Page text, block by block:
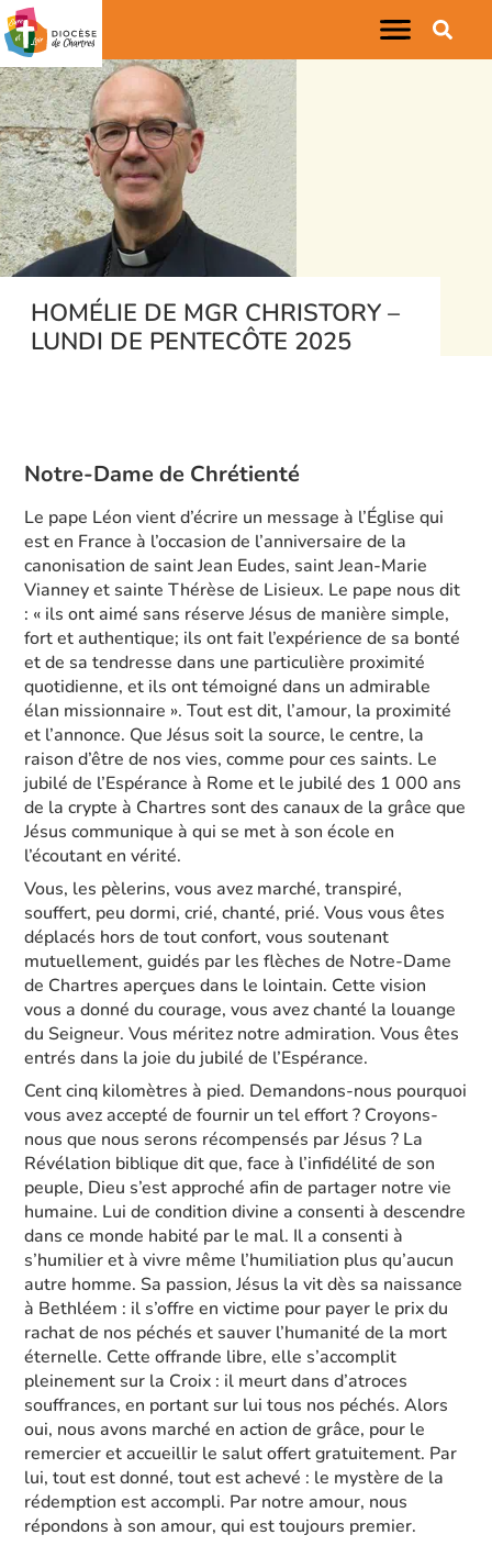
HOMÉLIE DE MGR CHRISTORY –
LUNDI DE PENTECÔTE 2025
Notre-Dame de Chrétienté
Le pape Léon vient d’écrire un message à l’Église qui
est en France à l’occasion de l’anniversaire de la
canonisation de saint Jean Eudes, saint Jean-Marie
Vianney et sainte Thérèse de Lisieux. Le pape nous dit
: « ils ont aimé sans réserve Jésus de manière simple,
fort et authentique; ils ont fait l’expérience de sa bonté
et de sa tendresse dans une particulière proximité
quotidienne, et ils ont témoigné dans un admirable
élan missionnaire ». Tout est dit, l’amour, la proximité
et l’annonce. Que Jésus soit la source, le centre, la
raison d’être de nos vies, comme pour ces saints. Le
jubilé de l’Espérance à Rome et le jubilé des 1 000 ans
de la crypte à Chartres sont des canaux de la grâce que
Jésus communique à qui se met à son école en
l’écoutant en vérité.
Vous, les pèlerins, vous avez marché, transpiré,
souffert, peu dormi, crié, chanté, prié. Vous vous êtes
déplacés hors de tout confort, vous soutenant
mutuellement, guidés par les flèches de Notre-Dame
de Chartres aperçues dans le lointain. Cette vision
vous a donné du courage, vous avez chanté la louange
du Seigneur. Vous méritez notre admiration. Vous êtes
entrés dans la joie du jubilé de l’Espérance.
Cent cinq kilomètres à pied. Demandons-nous pourquoi
vous avez accepté de fournir un tel effort ? Croyons-
nous que nous serons récompensés par Jésus ? La
Révélation biblique dit que, face à l’infidélité de son
peuple, Dieu s’est approché afin de partager notre vie
humaine. Lui de condition divine a consenti à descendre
dans ce monde habité par le mal. Il a consenti à
s’humilier et à vivre même l’humiliation plus qu’aucun
autre homme. Sa passion, Jésus la vit dès sa naissance
à Bethléem : il s’offre en victime pour payer le prix du
rachat de nos péchés et sauver l’humanité de la mort
éternelle. Cette offrande libre, elle s’accomplit
pleinement sur la Croix : il meurt dans d’atroces
souffrances, en portant sur lui tous nos péchés. Alors
oui, nous avons marché en action de grâce, pour le
remercier et accueillir le salut offert gratuitement. Par
lui, tout est donné, tout est achevé : le mystère de la
rédemption est accompli. Par notre amour, nous
répondons à son amour, qui est toujours premier.